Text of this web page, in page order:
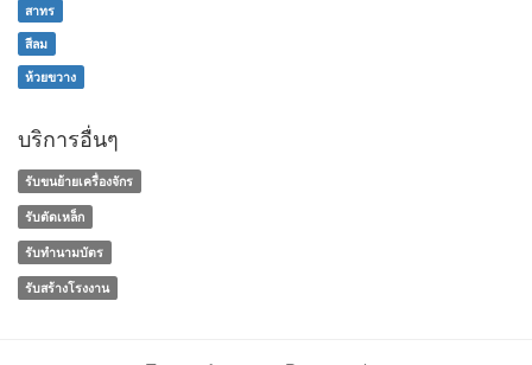
สาทร
สีลม
ห้วยขวาง
บริการอื่นๆ
รับขนย้ายเครื่องจักร
รับตัดเหล็ก
รับทํานามบัตร
รับสร้างโรงงาน